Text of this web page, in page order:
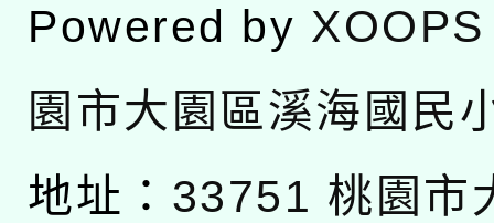
Powered by XOOPS
園市大園區溪海國民
地址： 33751 桃園市